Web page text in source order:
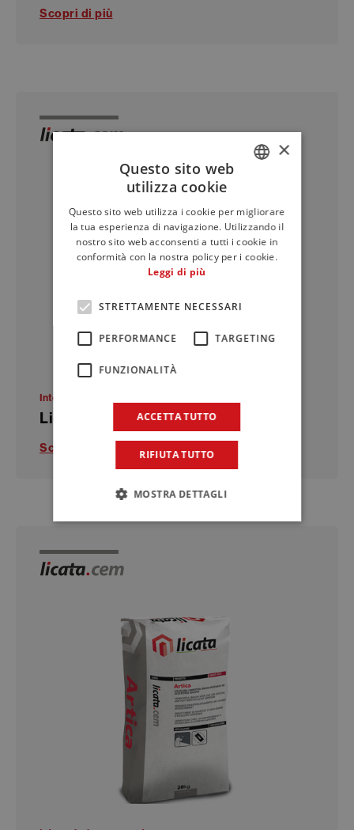
Scopri di più
Intonaci a base cemento
Licacem Fibro
Scopri di più
ENGLISH
FRENCH
×
Questo sito web
utilizza cookie
Questo sito web utilizza i cookie per migliorare
la tua esperienza di navigazione. Utilizzando il
nostro sito web acconsenti a tutti i cookie in
conformità con la nostra policy per i cookie.
Leggi di più
STRETTAMENTE NECESSARI
PERFORMANCE TARGETING
FUNZIONALITÀ
ACCETTA TUTTO
RIFIUTA TUTTO
MOSTRA DETTAGLI